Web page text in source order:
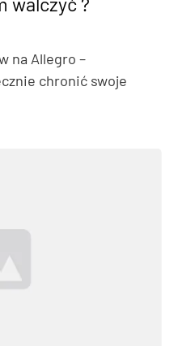
na Allegro –
chronić swoje